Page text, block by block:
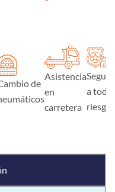
de
Asistencia
en
carretera
Seguro
a todo
riesgo